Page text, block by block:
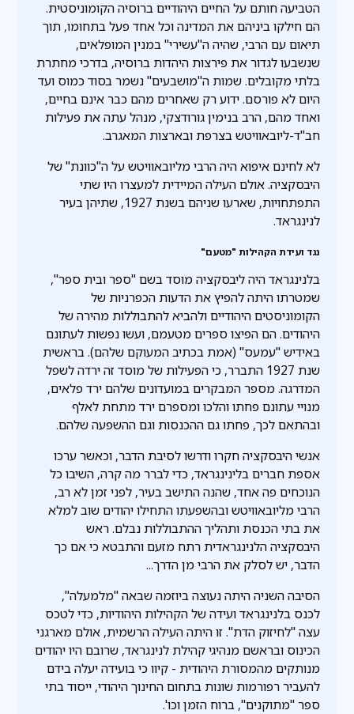
הטביעה חותם על החיים היהודיים ברוסיה הקומוניסטית.
הם חילקו ביניהם את המדינה וכל אחד פעל בתחומו, תוך
תיאום עם הרבי, שהיה ה"עשירי" במנין המופלאים,
שנשבעו לגדור את פירצות היהדות ברוסיה, בדרכי מחתרת
בלתי מקובלים. שמות ה"מושבעים" נשמר בסוד כמוס ועד
היום לא פורסם. ידוע רק שאחרים מהם כבר אינם בחיים,
ואחד מהם, הרב בנימין גורודצקי, מנהל עתה את פעילות
חב"ד-ליובאוויטש בצרפת ובארצות המאגרב.
לא לחינם איפוא היה הרבי מליובאוויטש על ה"כוונת" של
היבסקציה. אולם העילה המיידית למעצרו היו שתי
התפתחויות, שארעו שניהם בשנת 1927, שתיהן בעיר
לנינגראד.
נגד ועידת הקהילות "מטעם"
בלנינגראד היה ליבסקציה מוסד בשם "ספר ובית ספר",
שמטרתו היתה להפיץ את הדעות הכפרניות של
הקומוניסטים היהודיים ולהביא להתבוללות מהירה של
היהודים. הם הפיצו ספרים מטעמם, ועשו נפשות לעתונם
באידיש "עמעס" (אמת בכתיב המעוקם שלהם). בראשית
שנת 1927 התברר, כי הפעילות של מוסד זה ירדה לשפל
המדרגה. מספר המבקרים במועדונים שלהם ירד פלאים,
מנויי עתונם פחתו והלכו ומספרם ירד מתחת לאלף
ובהתאם לכך, פחתו גם ההכנסות וגם ההשפעה שלהם.
אנשי היבסקציה חקרו ודרשו לסיבת הדבר, וכאשר ערכו
אספת חברים בלינינגראד, כדי לברר מה קרה, השיבו כל
הנוכחים פה אחד, שהנה התישב בעיר, לפני זמן לא רב,
הרבי מליובאוויטש ובהשפעתו התחילו יהודים שוב למלא
את בתי הכנסת ותהליך ההתבוללות נבלם. ראש
היבסקציה הלנינגראדית רתח מזעם והתבטא כי אם כך
הדבר, יש לסלק את הרבי מן הדרך...
הסיבה השניה היתה נעוצה ביוזמה שבאה "מלמעלה",
לכנס בלנינגראד ועידה של הקהילות היהודיות, כדי לטכס
עצה "לחיזוק הדת". זו היתה העילה הרשמית, אולם מארגני
הכינוס ובראשם מנהיגי קהילת לנינגראד, שרובם היו יהודים
מנותקים מהמסורת היהודית - קיוו כי בועידה יעלה בידם
להעביר רפורמות שונות בתחום החינוך היהודי, ייסוד בתי
ספר "מתוקנים", ברוח הזמן וכו'.